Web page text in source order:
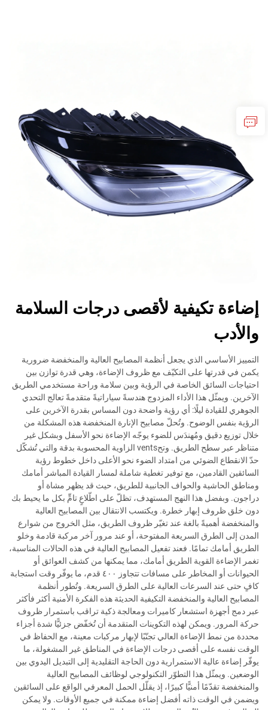
إضاءة تكيفية لأقصى درجات السلامة
والأدب
التمييز الأساسي الذي يجعل أنظمة المصابيح العالية والمنخفضة ضرورية
يكمن في قدرتها على التكيّف مع ظروف الإضاءة، وهي قدرة توازن بين
احتياجات السائق الخاصة في الرؤية وبين سلامة وراحة مستخدمي الطريق
الآخرين. ويمثّل هذا الأداء المزدوج هندسةً سياراتيةً متقدمةً تعالج التحدي
الجوهري للقيادة ليلًا: أي رؤية واضحة دون المساس بقدرة الآخرين على
الرؤية بنفس الوضوح. وتُحلّ مصابيح الإنارة المنخفضة هذه المشكلة من
خلال توزيع دقيق ومُهندَس للضوء يوجّه الإضاءة نحو الأسفل وبشكل غير
متناظر عبر سطح الطريق. وتحvents الزاوية المحسوبة بدقة والتي تُشكّل
حدّ الانقطاع الضوئي من امتداد الضوء نحو الأعلى داخل خطوط رؤية
السائقين القادمين، مع توفير تغطية شاملة لمسار القيادة المباشر أمامك
ومناطق الحاشية والحواف الجانبية للطريق، حيث قد يظهر مشاة أو
دراجون. وبفضل هذا النهج المستهدف، تظلّ على اطّلاعٍ تامٍّ بكل ما يحيط بك
دون خلق ظروف إبهار خطرة. ويكتسب الانتقال بين المصابيح العالية
والمنخفضة أهميةً بالغة عند تغيّر ظروف الطريق، مثل الخروج من شوارع
المدن إلى الطرق السريعة المفتوحة، أو عند مرور آخر مركبة قادمة وخلو
الطريق أمامك تمامًا. فعند تفعيل المصابيح العالية في هذه الحالات المناسبة،
تغمر الإضاءة القوية الطريق أمامك، مما يمكنها من كشف العوائق أو
الحيوانات أو المخاطر على مسافات تتجاوز ٤٠٠ قدم، ما يوفّر وقت استجابة
كافٍ حتى عند السرعات العالية على الطرق السريعة. وتُطور أنظمة
المصابيح العالية والمنخفضة التكيفية الحديثة هذه الفكرة الأمنية أكثر فأكثر
عبر دمج أجهزة استشعار كاميرات ومعالجة ذكية تراقب باستمرار ظروف
حركة المرور. ويمكن لهذه التكوينات المتقدمة أن تُخفّض جزئيًّا شدة أجزاء
محددة من نمط الإضاءة العالي تجنّبًا لإبهار مركبات معينة، مع الحفاظ في
الوقت نفسه على أقصى درجات الإضاءة في المناطق غير المشغولة، ما
يوفّر إضاءة عالية الاستمرارية دون الحاجة التقليدية إلى التبديل اليدوي بين
الوضعين. ويمثّل هذا التطوّر التكنولوجي لوظائف المصابيح العالية
والمنخفضة تقدّمًا أمنيًّا كبيرًا، إذ يقلّل الحمل المعرفي الواقع على السائقين
ويضمن في الوقت ذاته أفضل إضاءة ممكنة في جميع الأوقات. ولا يمكن